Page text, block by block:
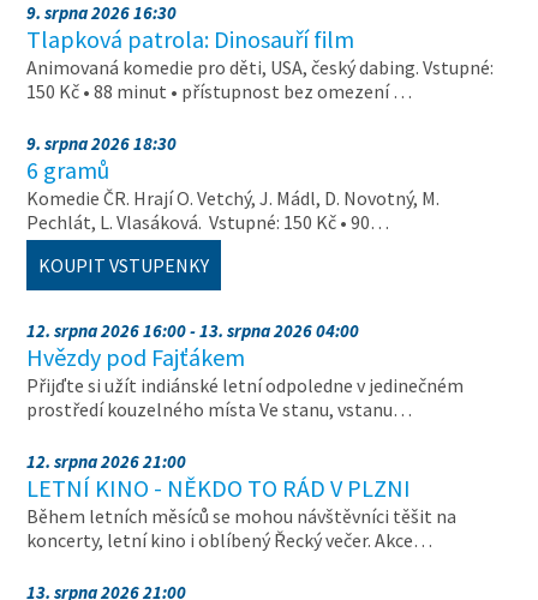
9. srpna 2026 16:30
Tlapková patrola: Dinosauří film
Animovaná komedie pro děti, USA, český dabing. Vstupné:
150 Kč • 88 minut • přístupnost bez omezení …
9. srpna 2026 18:30
6 gramů
Komedie ČR. Hrají O. Vetchý, J. Mádl, D. Novotný, M.
Pechlát, L. Vlasáková. Vstupné: 150 Kč • 90…
KOUPIT VSTUPENKY
12. srpna 2026 16:00 - 13. srpna 2026 04:00
Hvězdy pod Fajťákem
Přijďte si užít indiánské letní odpoledne v jedinečném
prostředí kouzelného místa Ve stanu, vstanu…
12. srpna 2026 21:00
LETNÍ KINO - NĚKDO TO RÁD V PLZNI
Během letních měsíců se mohou návštěvníci těšit na
koncerty, letní kino i oblíbený Řecký večer. Akce…
13. srpna 2026 21:00